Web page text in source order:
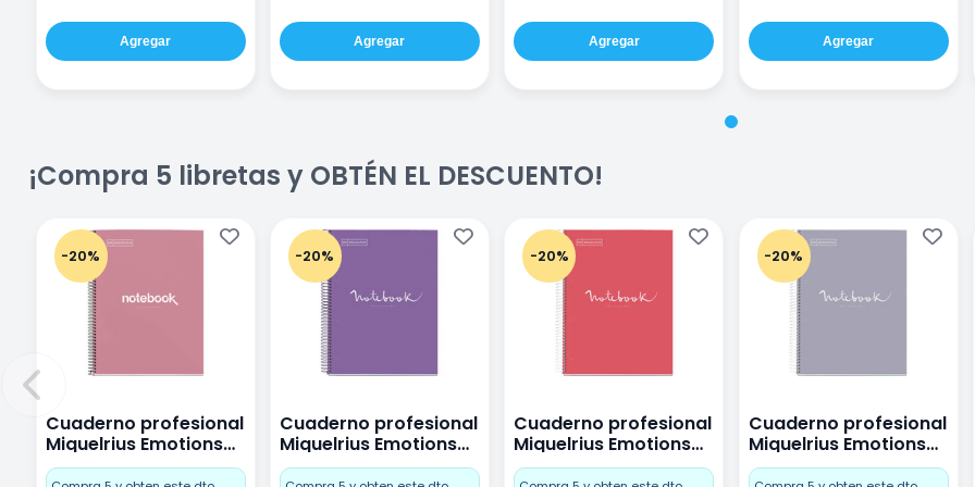
Agregar Agregar Agregar Agregar
¡Compra 5 libretas y OBTÉN EL DESCUENTO!
-20%
Cuaderno profesional
Miquelrius Emotions
Cuadro Chico 80
-20%
Cuaderno profesional
Miquelrius Emotions
raya 80 hojas Purpura
-20%
Cuaderno profesional
Miquelrius Emotions
raya 80 hojas Coral
-20%
Cuaderno profesional
Miquelrius Emotions
raya 80 hojas Gris